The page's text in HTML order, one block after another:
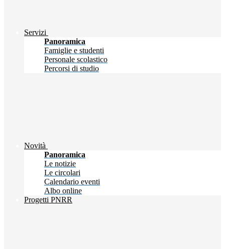
Servizi
Panoramica
Famiglie e studenti
Personale scolastico
Percorsi di studio
Novità
Panoramica
Le notizie
Le circolari
Calendario eventi
Albo online
Progetti PNRR